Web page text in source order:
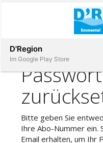
Immobilien
Veranstaltungen
D'Region
Im Google Play Store